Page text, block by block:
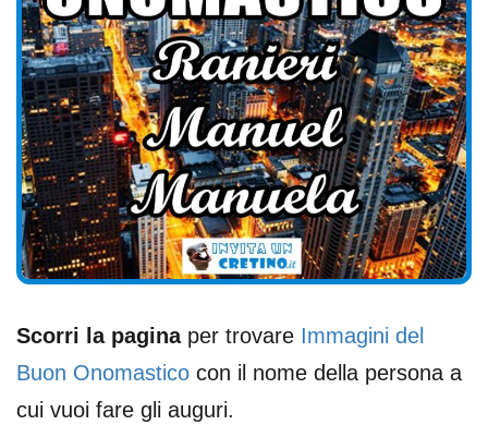
Scorri la paginaper trovare Immagini del
Buon Onomastico con il nome della persona a
cui vuoi fare gli auguri.